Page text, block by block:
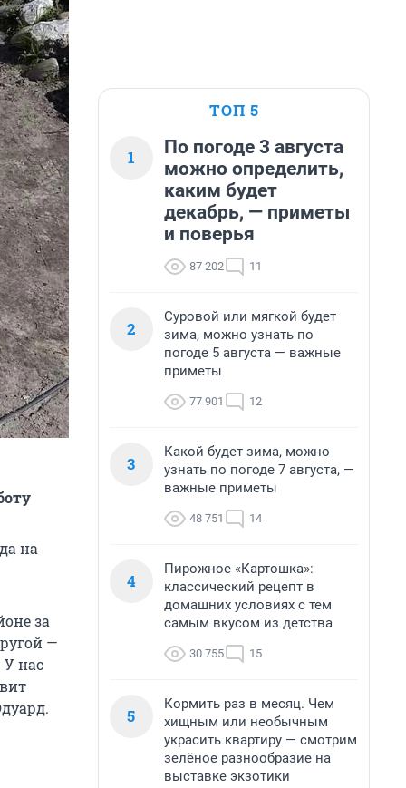
на
за
—
У нас
ТОП 5
1
По погоде 3 августа
можно определить,
каким будет
декабрь, — приметы
и поверья
87 202 11
2
Суровой или мягкой будет
зима, можно узнать по
погоде 5 августа — важные
приметы
77 901 12
3
Какой будет зима, можно
узнать по погоде 7 августа, —
важные приметы
48 751 14
4
Пирожное «Картошка»:
классический рецепт в
домашних условиях с тем
самым вкусом из детства
30 755 15
5
Кормить раз в месяц. Чем
хищным или необычным
украсить квартиру — смотрим
зелёное разнообразие на
выставке экзотики